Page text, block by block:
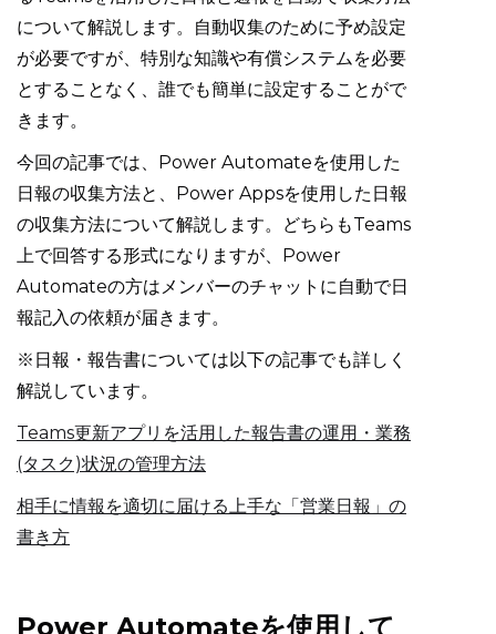
について解説します。自動収集のために予め設定
が必要ですが、特別な知識や有償システムを必要
とすることなく、誰でも簡単に設定することがで
きます。
今回の記事では、Power Automateを使用した
日報の収集方法と、Power Appsを使用した日報
の収集方法について解説します。どちらもTeams
上で回答する形式になりますが、Power
Automateの方はメンバーのチャットに自動で日
報記入の依頼が届きます。
※日報・報告書については以下の記事でも詳しく
解説しています。
Teams更新アプリを活用した報告書の運用・業務
(タスク)状況の管理方法
相手に情報を適切に届ける上手な「営業日報」の
書き方
Power Automateを使用して